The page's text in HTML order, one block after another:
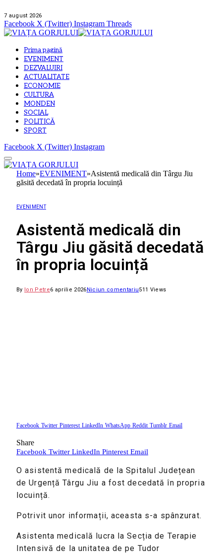
7 august 2026
Facebook X (Twitter) Instagram Threads
Prima pagină
EVENIMENT
DEZVALUIRI
ACTUALITATE
ECONOMIE
CULTURA
MONDEN
SOCIAL
POLITICĂ
SPORT
Facebook X (Twitter) Instagram
Home»EVENIMENT»Asistentă medicală din Târgu Jiu
găsită decedată în propria locuință
EVENIMENT
Asistentă medicală din
Târgu Jiu găsită decedată
în propria locuință
By Ion Petre6 aprilie 2026Niciun comentariu511 Views
Facebook Twitter Pinterest LinkedIn WhatsApp Reddit Tumblr Email
Share
Facebook Twitter LinkedIn Pinterest Email
O asistentă medicală de la Spitalul Județean
de Urgență Târgu Jiu a fost decedată în propria
locuință.
Potrivit unor informații, aceasta s-a spânzurat.
Asistenta medicală lucra la Secția de Terapie
Intensivă de la unitatea de pe Tudor